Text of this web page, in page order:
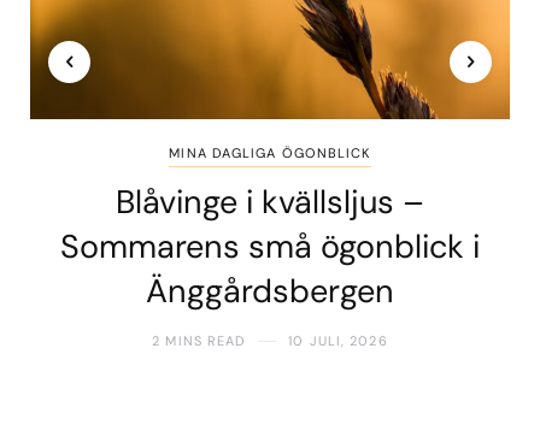
MINA DAGLIGA ÖGONBLICK
Blåvinge i kvällsljus –
Sommarens små ögonblick i
Änggårdsbergen
2 MINS READ 10 JULI, 2026